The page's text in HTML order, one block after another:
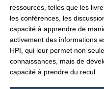
ressources, telles que les
les conférences, les
capacité à apprendre de
activement des informations
HPI, qui leur permet non
connaissances, mais de
capacité à prendre du recul.